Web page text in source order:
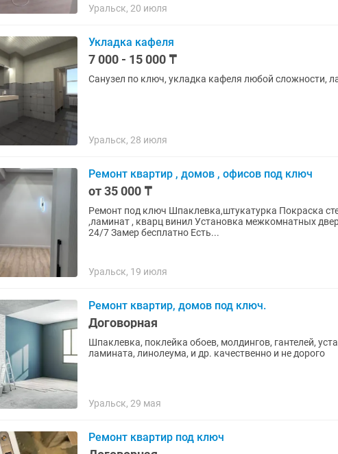
Уральск, 20 июля
Укладка кафеля
7 000 - 15 000 ₸
Санузел по ключ, укладка кафеля любой сложности,
Уральск, 28 июля
Ремонт квартир , домов , офисов под ключ
от 35 000 ₸
Ремонт под ключ Шпаклевка,штукатурка Покраска стен, поклейка обоев Укладка плитки
,ламинат , кварц винил Установка межкомнатных дверей Натяжные потолки звоните пишите
24/7 Замер бесплатно Есть...
Уральск, 19 июля
Ремонт квартир, домов под ключ.
Договорная
Шпаклевка, поклейка обоев, молдингов, гантелей,
ламината, линолеума, и др. качественно и не дорого
Уральск, 29 мая
Ремонт квартир под ключ